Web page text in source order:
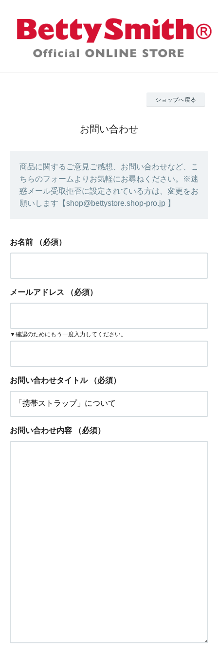
ショップへ戻る
お問い合わせ
商品に関するご意見ご感想、お問い合わせなど、こ
ちらのフォームよりお気軽にお尋ねください。※迷
惑メール受取拒否に設定されている方は、変更をお
願いします【shop@bettystore.shop-pro.jp 】
お名前 （必須）
メールアドレス （必須）
▼確認のためにもう一度入力してください。
お問い合わせタイトル （必須）
お問い合わせ内容 （必須）